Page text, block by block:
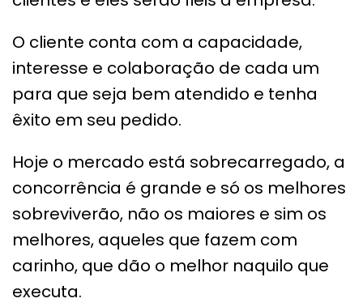
O cliente conta com a capacidade,
interesse e colaboração de cada um
para que seja bem atendido e tenha
êxito em seu pedido.
Hoje o mercado está sobrecarregado, a
concorrência é grande e só os melhores
sobreviverão, não os maiores e sim os
melhores, aqueles que fazem com
carinho, que dão o melhor naquilo que
executa.